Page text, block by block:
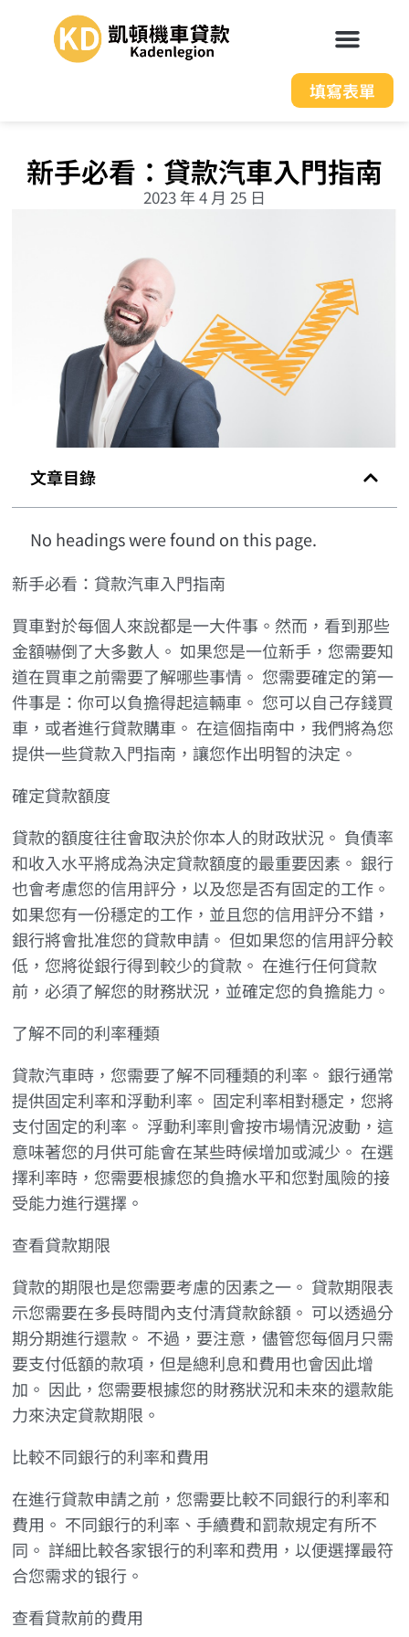
填寫表單
新手必看：貸款汽車入門指南
2023 年 4 月 25 日
文章目錄
No headings were found on this page.
新手必看：貸款汽車入門指南
買車對於每個人來說都是一大件事。然而，看到那些
金額嚇倒了大多數人。 如果您是一位新手，您需要知
道在買車之前需要了解哪些事情。 您需要確定的第一
件事是：你可以負擔得起這輛車。 您可以自己存錢買
車，或者進行貸款購車。 在這個指南中，我們將為您
提供一些貸款入門指南，讓您作出明智的決定。
確定貸款額度
貸款的額度往往會取決於你本人的財政狀況。 負債率
和收入水平將成為決定貸款額度的最重要因素。 銀行
也會考慮您的信用評分，以及您是否有固定的工作。
如果您有一份穩定的工作，並且您的信用評分不錯，
銀行將會批准您的貸款申請。 但如果您的信用評分較
低，您將從銀行得到較少的貸款。 在進行任何貸款
前，必須了解您的財務狀況，並確定您的負擔能力。
了解不同的利率種類
貸款汽車時，您需要了解不同種類的利率。 銀行通常
提供固定利率和浮動利率。 固定利率相對穩定，您將
支付固定的利率。 浮動利率則會按市場情況波動，這
意味著您的月供可能會在某些時候增加或減少。 在選
擇利率時，您需要根據您的負擔水平和您對風險的接
受能力進行選擇。
查看貸款期限
貸款的期限也是您需要考慮的因素之一。 貸款期限表
示您需要在多長時間內支付清貸款餘額。 可以透過分
期分期進行還款。 不過，要注意，儘管您每個月只需
要支付低額的款項，但是總利息和費用也會因此增
加。 因此，您需要根據您的財務狀況和未來的還款能
力來決定貸款期限。
比較不同銀行的利率和費用
在進行貸款申請之前，您需要比較不同銀行的利率和
費用。 不同銀行的利率、手續費和罰款規定有所不
同。 詳細比較各家银行的利率和费用，以便選擇最符
合您需求的银行。
查看貸款前的費用